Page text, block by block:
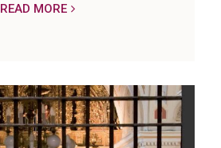
READ MORE